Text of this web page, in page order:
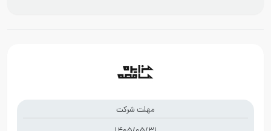
مهلت شرکت